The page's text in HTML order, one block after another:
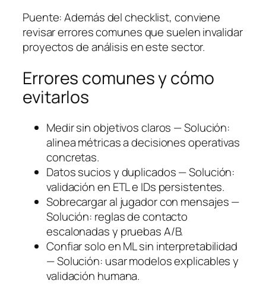
Puente: Además del checklist, conviene
revisar errores comunes que suelen invalidar
proyectos de análisis en este sector.
Errores comunes y cómo
evitarlos
Medir sin objetivos claros — Solución:
alinea métricas a decisiones operativas
concretas.
Datos sucios y duplicados — Solución:
validación en ETL e IDs persistentes.
Sobrecargar al jugador con mensajes —
Solución: reglas de contacto
escalonadas y pruebas A/B.
Confiar solo en ML sin interpretabilidad
— Solución: usar modelos explicables y
validación humana.